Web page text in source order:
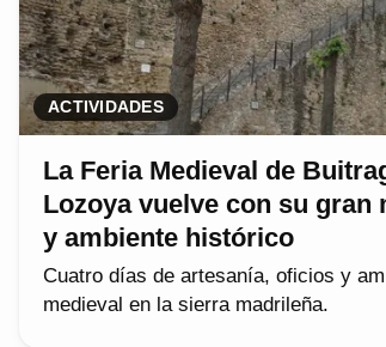
ACTIVIDADES
La Feria Medieval de
Lozoya vuelve con su gran
y ambiente histórico
Cuatro días de artesanía, oficios y
medieval en la sierra madrileña.